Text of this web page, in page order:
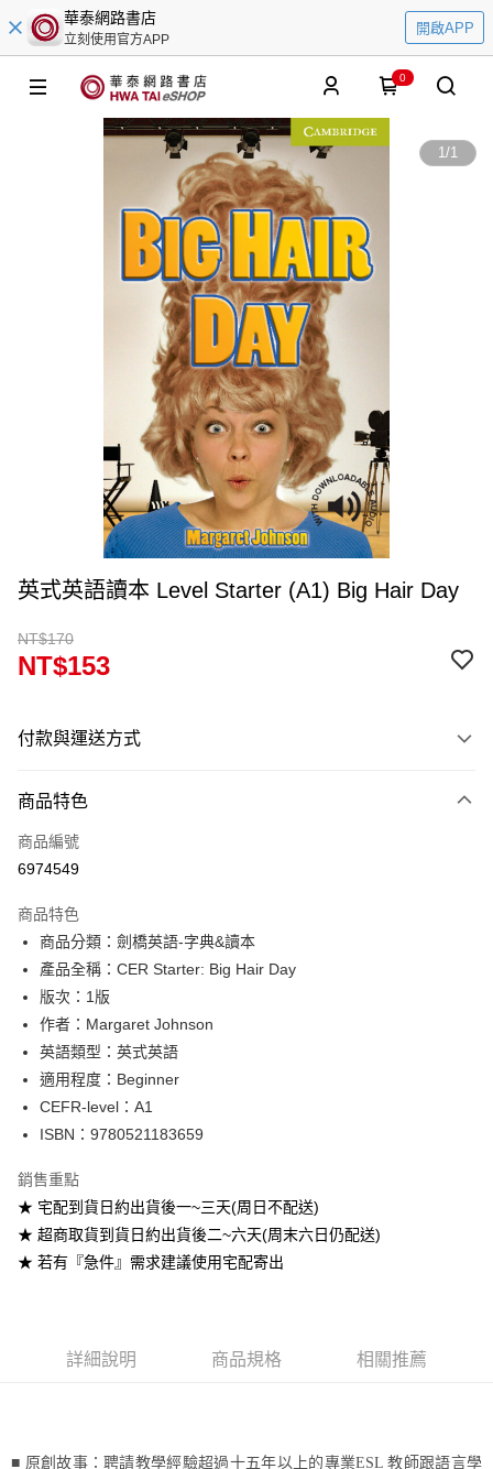
華泰網路書店
立刻使用官方APP
開啟APP
0
1/1
英式英語讀本 Level Starter (A1) Big Hair Day
NT$170
NT$153
付款與運送方式
信用卡一次付款
超商取貨付款
Google Pay
ATM付款
運送方式
付款後全家取貨
7-11取貨付款
每筆NT$60
宅配-台灣本島
商品特色
商品編號
6974549
商品特色
商品分類：劍橋英語-字典&讀本
產品全稱：CER Starter: Big Hair Day
版次：1版
作者：Margaret Johnson
英語類型：英式英語
適用程度：Beginner
CEFR-level：A1
ISBN：9780521183659
銷售重點
★ 宅配到貨日約出貨後一~三天(周日不配送)
★ 超商取貨到貨日約出貨後二~六天(周末六日仍配送)
★ 若有『急件』需求建議使用宅配寄出
詳細說明 商品規格 相關推薦
■ 原創故事：聘請教學經驗超過十五年以上的專業ESL教師跟語言學